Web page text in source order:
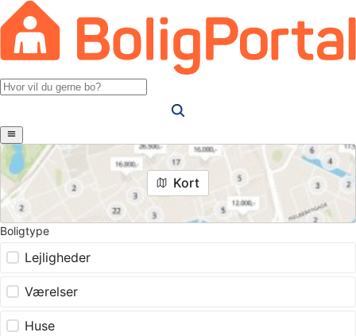
Kort
Boligtype
Lejligheder
Værelser
Huse